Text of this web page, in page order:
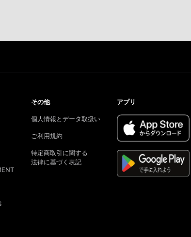
その他
個人情報とデータ取扱い
ご利用規約
特定商取引に関する
法律に基づく表記
アプリ